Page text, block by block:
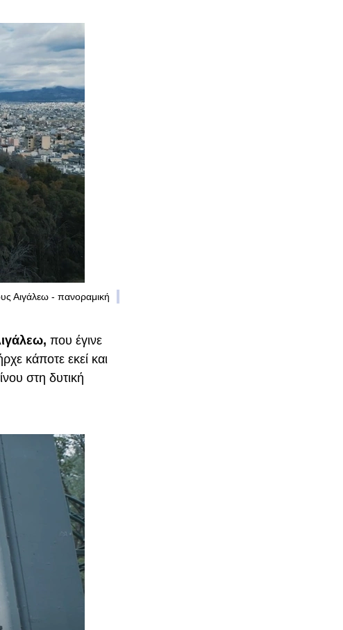
Αιγάλεω - πανοραμική
που έγινε
κάποτε εκεί και
στη δυτική